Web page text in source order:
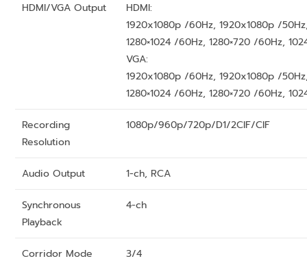
HDMI/VGA Output
HDMI:
1920x1080p /60Hz, 1920x1080p /
1280×1024 /60Hz, 1280×720 /60Hz,
VGA:
1920x1080p /60Hz, 1920x1080p /
1280×1024 /60Hz, 1280×720 /60Hz,
Recording
Resolution
1080p/960p/720p/D1/2CIF/CIF
Audio Output 1-ch, RCA
Synchronous
Playback
4-ch
Corridor Mode
3/4